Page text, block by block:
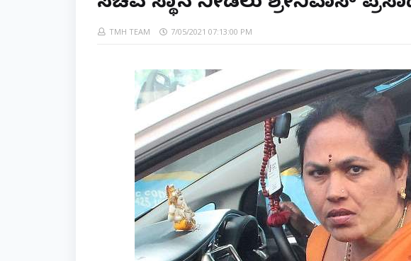
TMH TEAM 7/05/2021 07:13:00 PM